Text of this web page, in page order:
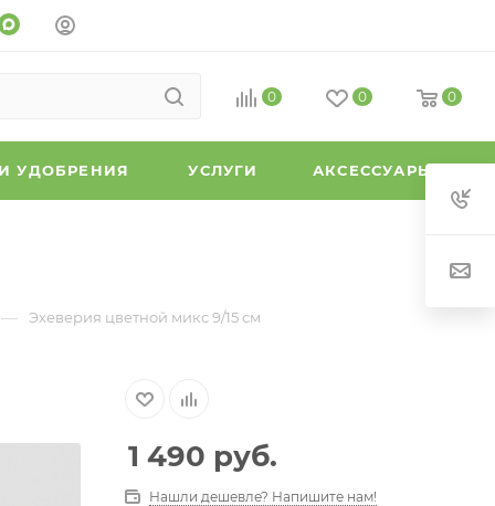
0 0 0
УДОБРЕНИЯ УСЛУГИ АКСЕССУАРЫ
— Эхеверия цветной микс 9/15 см
1 490 руб.
Нашли дешевле? Напишите нам!